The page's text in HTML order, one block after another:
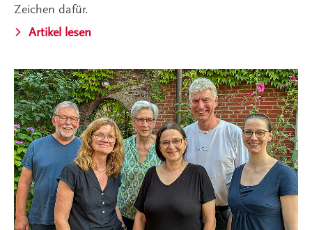
Zeichen dafür.
Artikel lesen